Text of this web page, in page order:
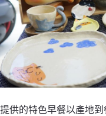
提供的特色早餐以產地